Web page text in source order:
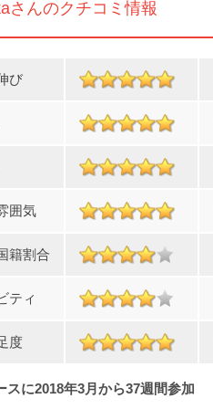
さんのクチコミ情報
び
囲気
籍割合
ティ
度
スに2018年3月から37週間参加